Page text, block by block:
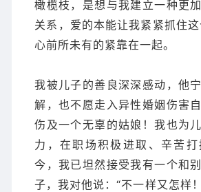
橄榄枝，是想与我建立一种更
关系，爱的本能让我紧紧抓住
心前所未有的紧靠在一起。
我被儿子的善良深深感动，他
解，也不愿走入异性婚姻伤害
伤及一个无辜的姑娘！我也为
力，在职场积极进取、辛苦
今，我已坦然接受我有一个和
子，我对他说：“不一样又怎样